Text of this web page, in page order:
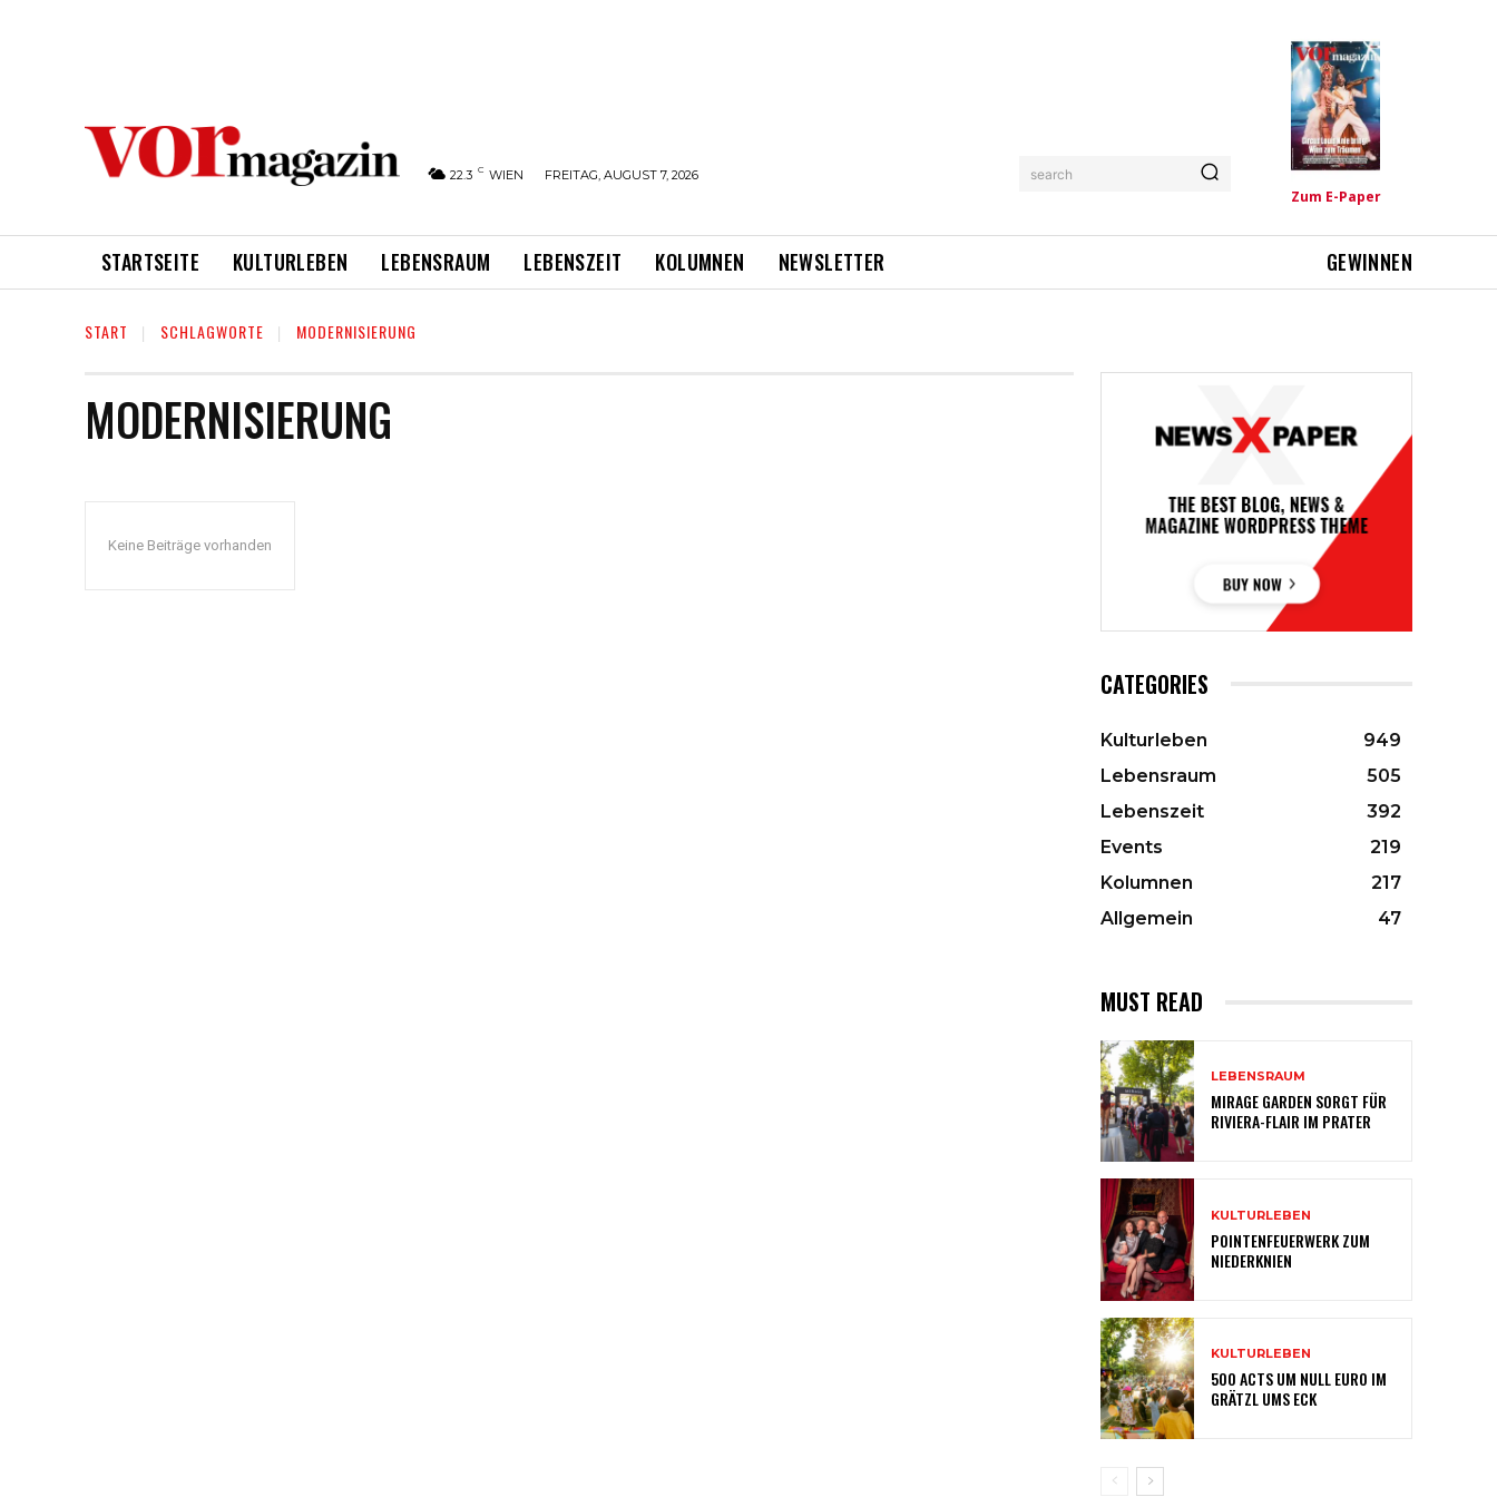
22.3 C WIEN FREITAG, AUGUST 7, 2026 search
Zum E-Paper
STARTSEITE KULTURLEBEN LEBENSRAUM LEBENSZEIT KOLUMNEN NEWSLETTER GEWINNEN
START SCHLAGWORTE MODERNISIERUNG
MODERNISIERUNG
Keine Beiträge vorhanden
CATEGORIES
Kulturleben
949
Lebensraum
505
Lebenszeit
392
Events
219
Kolumnen
217
Allgemein
47
MUST READ
LEBENSRAUM
MIRAGE GARDEN SORGT FÜR
RIVIERA-FLAIR IM PRATER
KULTURLEBEN
POINTENFEUERWERK ZUM
NIEDERKNIEN
KULTURLEBEN
500 ACTS UM NULL EURO IM
GRÄTZL UMS ECK